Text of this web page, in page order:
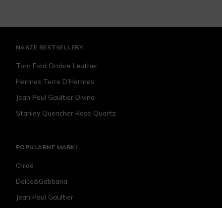
NASZE BESTSELLERY
Tom Ford Ombre Leather
Hermes Terre D'Hermes
Jean Paul Gaultier Divine
Stanley Quencher Rose Quartz
POPULARNE MARKI
Chloé
Dolce&Gabbana
Jean Paul Gaultier